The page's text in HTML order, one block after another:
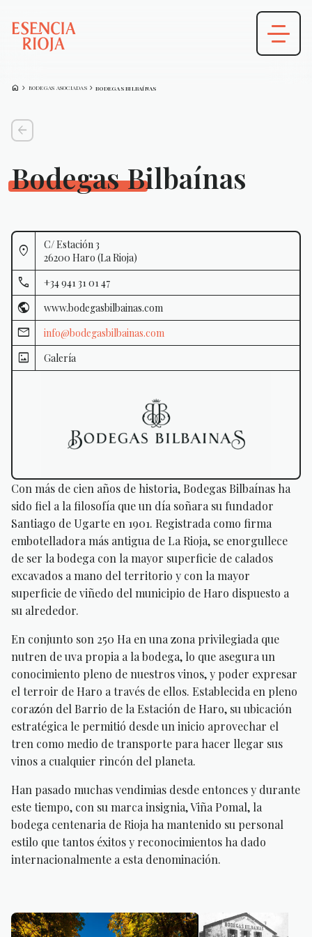
HOME CHEVRON_FORWARD BODEGAS ASOCIADASCHEVRON_FORWARDBODEGAS BILBAÍNAS
arrow_back
Bodegas Bilbaínas
C/ Estación 3
26200 Haro (La Rioja)
+34 941 31 01 47
www.bodegasbilbainas.com
info@bodegasbilbainas.com
Galería
Con más de cien años de historia, Bodegas Bilbaínas ha
sido fiel a la filosofía que un día soñara su fundador
Santiago de Ugarte en 1901. Registrada como firma
embotelladora más antigua de La Rioja, se enorgullece
de ser la bodega con la mayor superficie de calados
excavados a mano del territorio y con la mayor
superficie de viñedo del municipio de Haro dispuesto a
su alrededor.
En conjunto son 250 Ha en una zona privilegiada que
nutren de uva propia a la bodega, lo que asegura un
conocimiento pleno de nuestros vinos, y poder expresar
el terroir de Haro a través de ellos. Establecida en pleno
corazón del Barrio de la Estación de Haro, su ubicación
estratégica le permitió desde un inicio aprovechar el
tren como medio de transporte para hacer llegar sus
vinos a cualquier rincón del planeta.
Han pasado muchas vendimias desde entonces y durante
este tiempo, con su marca insignia, Viña Pomal, la
bodega centenaria de Rioja ha mantenido su personal
estilo que tantos éxitos y reconocimientos ha dado
internacionalmente a esta denominación.